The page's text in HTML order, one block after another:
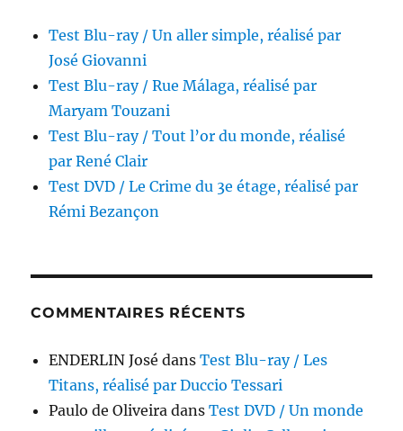
Test Blu-ray / Un aller simple, réalisé par
José Giovanni
Test Blu-ray / Rue Málaga, réalisé par
Maryam Touzani
Test Blu-ray / Tout l’or du monde, réalisé
par René Clair
Test DVD / Le Crime du 3e étage, réalisé par
Rémi Bezançon
COMMENTAIRES RÉCENTS
ENDERLIN José dansTest Blu-ray / Les
Titans, réalisé par Duccio Tessari
Paulo de Oliveira dansTest DVD / Un monde